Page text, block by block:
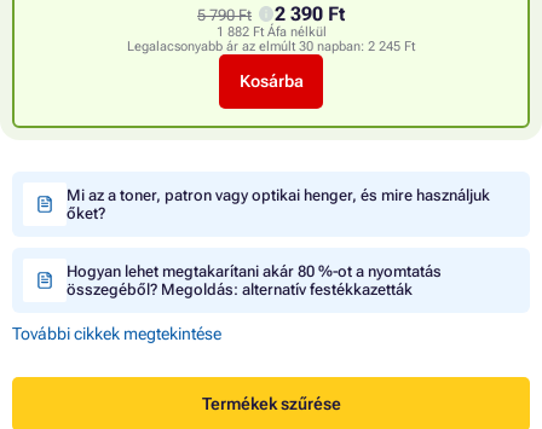
5 790 Ft 2 390 Ft
1 882 Ft Áfa nélkül
Legalacsonyabb ár az elmúlt 30 napban: 2 245 Ft
Kosárba
Mi az a toner, patron vagy optikai henger, és mire használjuk
őket?
Hogyan lehet megtakarítani akár 80 %-ot a nyomtatás
összegéből? Megoldás: alternatív festékkazetták
További cikkek megtekintése
Termékek szűrése